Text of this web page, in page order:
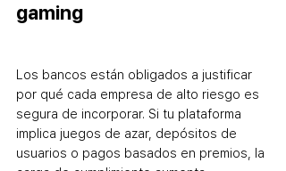
gaming
Los bancos están obligados a justificar
por qué cada empresa de alto riesgo es
segura de incorporar. Si tu plataforma
implica juegos de azar, depósitos de
usuarios o pagos basados en premios, la